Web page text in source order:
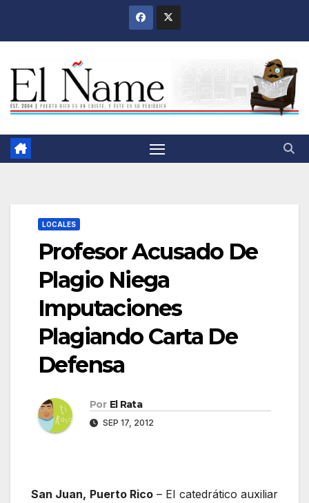
LOCALES
Profesor Acusado De
Plagio Niega
Imputaciones
Plagiando Carta De
Defensa
Por El Rata
SEP 17, 2012
San Juan, Puerto Rico– El catedrático auxiliar